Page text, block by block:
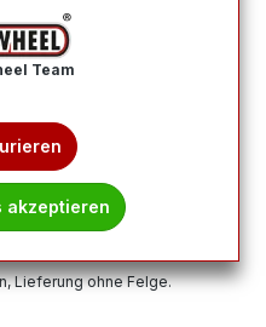
Lieferung ohne Felge.
Team
akzeptieren